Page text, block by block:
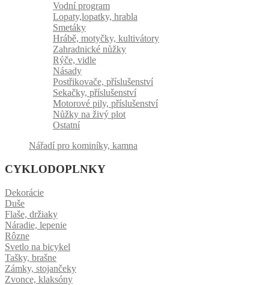
Vodní program
Lopaty,lopatky, hrabla
Smetáky
Hrábě, motyčky, kultivátory
Zahradnické nůžky
Rýče, vidle
Násady
Postřikovače, příslušenství
Sekačky, příslušenství
Motorové pily, příslušenství
Nůžky na živý plot
Ostatní
Nářadí pro kominíky, kamna
CYKLODOPLNKY
Dekorácie
Duše
Flaše, držiaky
Náradie, lepenie
Rôzne
Svetlo na bicykel
Tašky, brašne
Zámky, stojančeky
Zvonce, klaksóny